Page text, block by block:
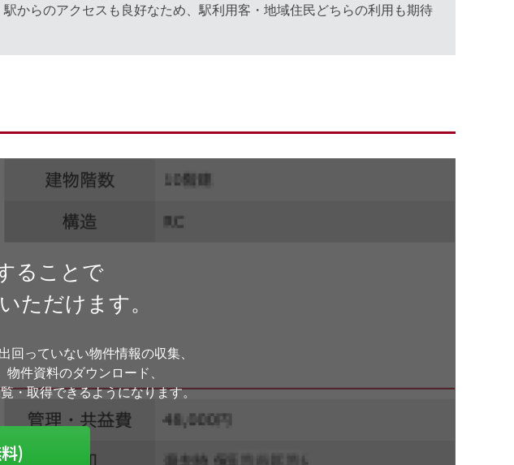
からのアクセスも良好なため、駅利用客・地域住民どちらの利用も期待
ることで
ただけます。
っていない物件情報の収集、
件資料のダウンロード、
・取得できるようになります。
)